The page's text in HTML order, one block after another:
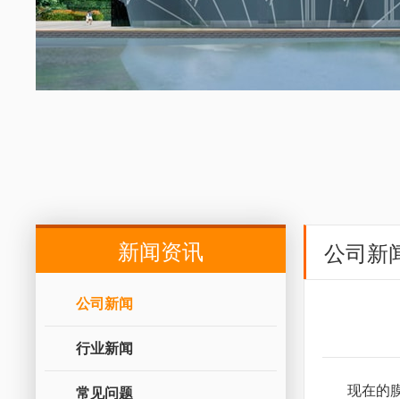
新闻资讯
公司新闻
行业新闻
常见问题
公司新
现在的膜